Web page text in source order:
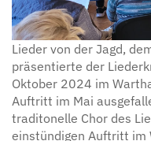
Lieder von der Jagd,
präsentierte der
Oktober 2024 im
Auftritt im Mai
traditonelle Chor des
einstündigen Auftritt im